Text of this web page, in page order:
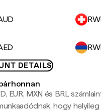
DETAILS
EUR, MXN és BRL
hogy